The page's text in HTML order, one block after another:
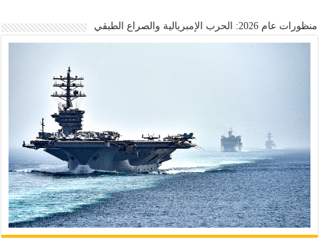
منظورات عام 2026: الحرب الإمبريالية والصراع الطبقي